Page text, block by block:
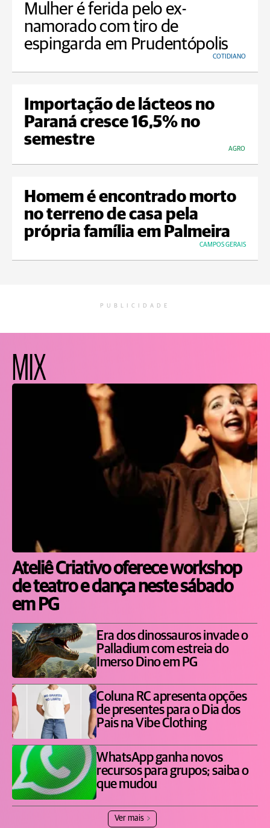
Mulher é ferida pelo ex-
namorado com tiro de
espingarda em Prudentópolis
COTIDIANO
Importação de lácteos no
Paraná cresce 16,5% no
semestre
AGRO
Homem é encontrado morto
no terreno de casa pela
própria família em Palmeira
CAMPOS GERAIS
PUBLICIDADE
MIX
Ateliê Criativo oferece workshop
de teatro e dança neste sábado
em PG
Era dos dinossauros invade o
Palladium com estreia do
Imerso Dino em PG
Coluna RC apresenta opções
de presentes para o Dia dos
Pais na Vibe Clothing
WhatsApp ganha novos
recursos para grupos; saiba o
que mudou
Ver mais